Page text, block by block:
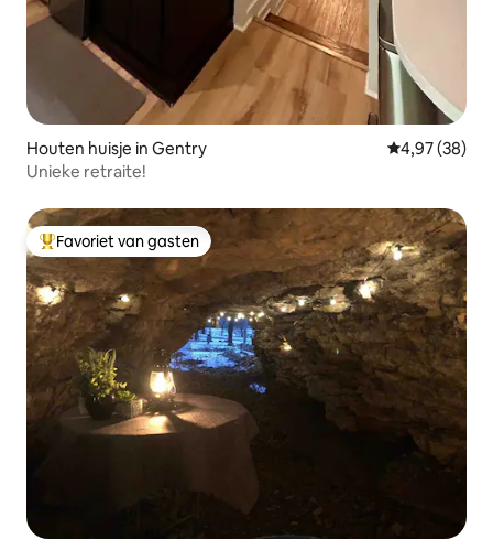
Houten huisje in Gentry Gemiddelde
4,97 (38)
Unieke retraite!
Topfavoriet van gasten
Favoriet van gasten